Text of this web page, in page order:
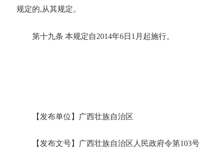
规定的,从其规定。
第十九条 本规定自2014年6日1月起施行。
【发布单位】广西壮族自治区
【发布文号】广西壮族自治区人民政府令第103号